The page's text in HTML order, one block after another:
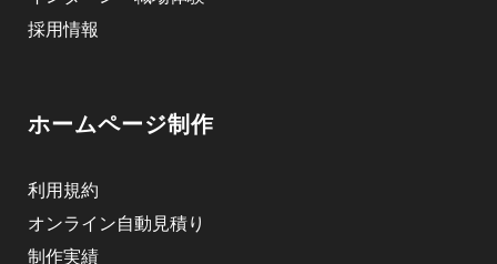
採用情報
ホームページ制作
利用規約
オンライン自動見積り
制作実績